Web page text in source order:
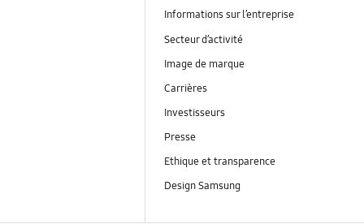
Informations sur l’entreprise
Secteur d’activité
Image de marque
Carrières
Investisseurs
Presse
Ethique et transparence
Design Samsung